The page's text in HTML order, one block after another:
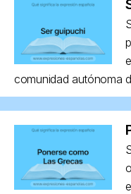
comunidad autónoma